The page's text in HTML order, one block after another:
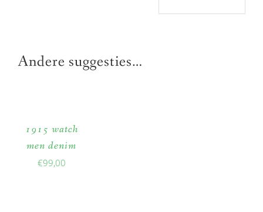
Andere suggesties…
1915 watch
men denim
€99,00